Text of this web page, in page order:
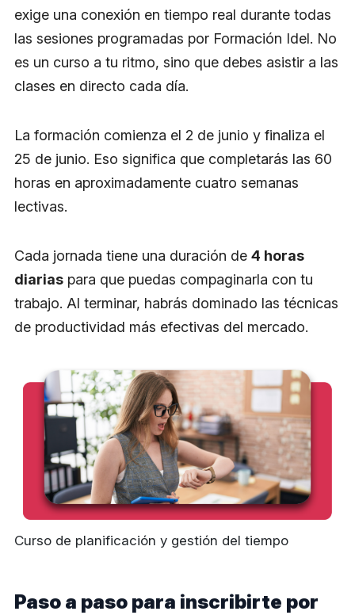
exige una conexión en tiempo real durante todas
las sesiones programadas por Formación Idel. No
es un curso a tu ritmo, sino que debes asistir a las
clases en directo cada día.
La formación comienza el 2 de junio y finaliza el
25 de junio. Eso significa que completarás las 60
horas en aproximadamente cuatro semanas
lectivas.
Cada jornada tiene una duración de 4 horas
diarias para que puedas compaginarla con tu
trabajo. Al terminar, habrás dominado las técnicas
de productividad más efectivas del mercado.
Curso de planificación y gestión del tiempo
Paso a paso para inscribirte por